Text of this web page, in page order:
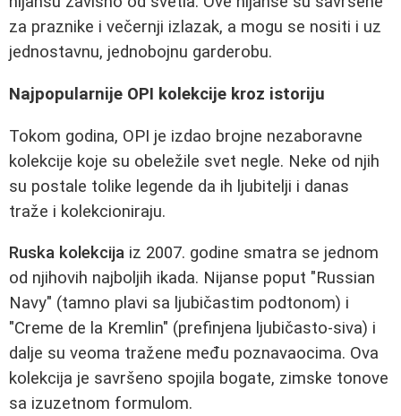
za praznike i večernji izlazak, a mogu se nositi i uz
jednostavnu, jednobojnu garderobu.
Najpopularnije OPI kolekcije kroz istoriju
Tokom godina, OPI je izdao brojne nezaboravne
kolekcije koje su obeležile svet negle. Neke od njih
su postale tolike legende da ih ljubitelji i danas
traže i kolekcioniraju.
Ruska kolekcija iz 2007. godine smatra se jednom
od njihovih najboljih ikada. Nijanse poput "Russian
Navy" (tamno plavi sa ljubičastim podtonom) i
"Creme de la Kremlin" (prefinjena ljubičasto-siva) i
dalje su veoma tražene među poznavaocima. Ova
kolekcija je savršeno spojila bogate, zimske tonove
sa izuzetnom formulom.